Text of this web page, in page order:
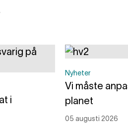
i
Nyheter
Vi måste
planet
05 augusti 2026